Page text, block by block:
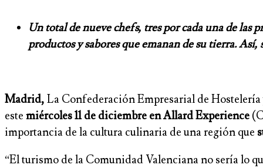
Un total de nueve chefs, tres por cada una de
productos y sabores que emanan de su tierra.
Madrid, La Confederación Empresarial de
este miércoles 11 de diciembre en Allard Experience
importancia de la cultura culinaria de una región que
“El turismo de la Comunidad Valenciana no sería lo